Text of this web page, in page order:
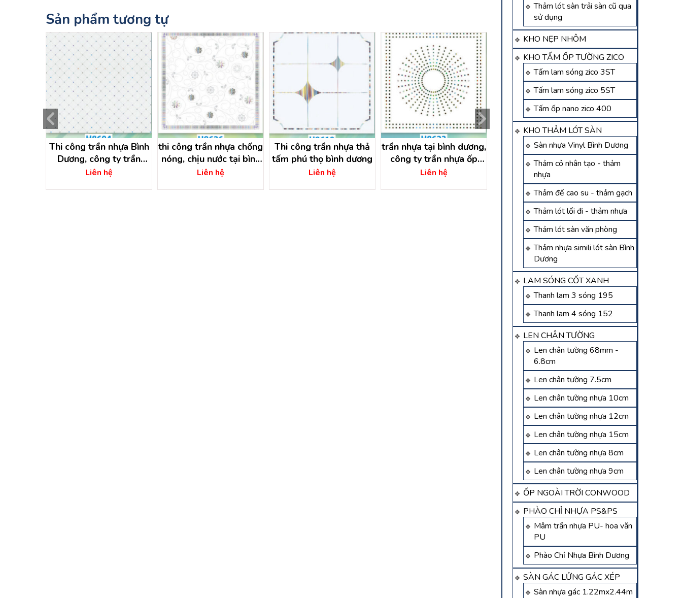
Thảm lót sàn trải sàn cũ qua
sử dụng
KHO NẸP NHÔM
KHO TẤM ỐP TƯỜNG ZICO
Tấm lam sóng zico 3ST
Tấm lam sóng zico 5ST
Tấm ốp nano zico 400
KHO THẢM LÓT SÀN
Sàn nhựa Vinyl Bình Dương
Thảm cỏ nhân tạo - thảm
nhựa
Thảm đế cao su - thảm gạch
Thảm lót lối đi - thảm nhựa
Thảm lót sàn văn phòng
Thảm nhựa simili lót sàn Bình
Dương
LAM SÓNG CỐT XANH
Thanh lam 3 sóng 195
Thanh lam 4 sóng 152
LEN CHÂN TƯỜNG
Len chân tường 68mm -
6.8cm
Len chân tường 7.5cm
Len chân tường nhựa 10cm
Len chân tường nhựa 12cm
Len chân tường nhựa 15cm
Len chân tường nhựa 8cm
Len chân tường nhựa 9cm
ỐP NGOÀI TRỜI CONWOOD
PHÀO CHỈ NHỰA PS&PS
Mâm trần nhựa PU- hoa văn
PU
Phào Chỉ Nhựa Bình Dương
SÀN GÁC LỬNG GÁC XÉP
Sàn nhựa gác 1.22mx2.44m
Sản phẩm tương tự
Thi công trần nhựa Bình
Dương, công ty trần
nhựa bình dương
Liên hệ
thi công trần nhựa chống
nóng, chịu nước tại bình
dương
Liên hệ
Thi công trần nhựa thả
tấm phú thọ bình dương
Liên hệ
trần nhựa tại bình dương,
công ty trần nhựa ốp
tường nhựa
Liên hệ
Thi công trần nhựa thả
phú cường bình dương
Liên hệ
Trần nhựa Bình
trần nhựa thả